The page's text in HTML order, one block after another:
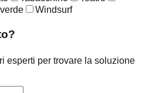
Windsurf
esperti per trovare la soluzione